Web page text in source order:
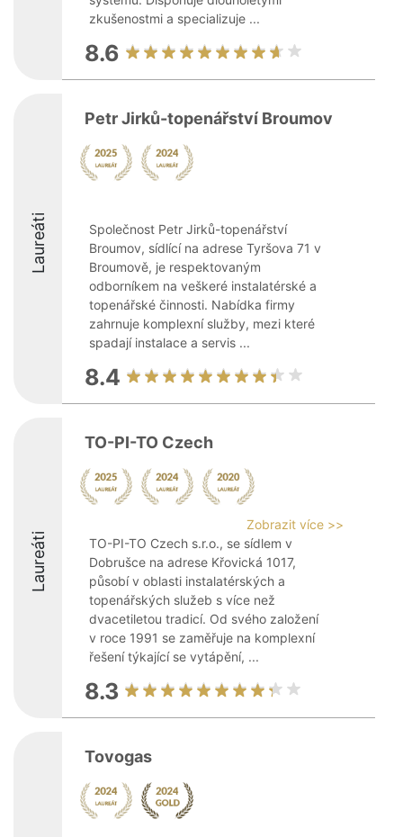
zkušenostmi a specializuje ...
8.6
Laureáti
Petr Jirků-topenářství Broumov
Společnost Petr Jirků-topenářství
Broumov, sídlící na adrese Tyršova 71 v
Broumově, je respektovaným
odborníkem na veškeré instalatérské a
topenářské činnosti. Nabídka firmy
zahrnuje komplexní služby, mezi které
spadají instalace a servis ...
8.4
Laureáti
TO-PI-TO Czech
Zobrazit více >>
TO-PI-TO Czech s.r.o., se sídlem v
Dobrušce na adrese Křovická 1017,
působí v oblasti instalatérských a
topenářských služeb s více než
dvacetiletou tradicí. Od svého založení
v roce 1991 se zaměřuje na komplexní
řešení týkající se vytápění, ...
8.3
Tovogas